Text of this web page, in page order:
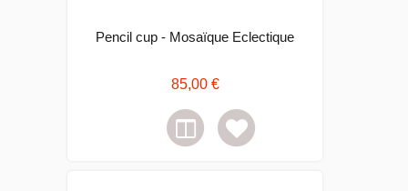
Pencil cup - Mosaïque Eclectique
85,00 €